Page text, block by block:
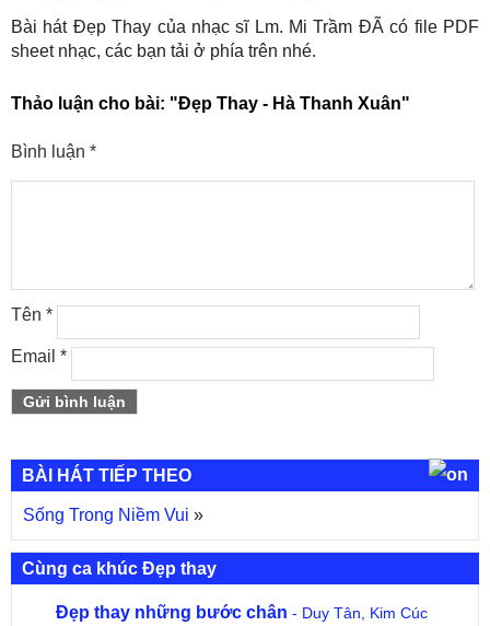
Bài hát Đẹp Thay của nhạc sĩ Lm. Mi Trầm ĐÃ có file PDF
sheet nhạc, các bạn tải ở phía trên nhé.
Thảo luận cho bài: "Đẹp Thay - Hà Thanh Xuân"
Bình luận *
Tên *
Email *
BÀI HÁT TIẾP THEO
Sống Trong Niềm Vui »
Cùng ca khúc Đẹp thay
Đẹp thay những bước chân - Duy Tân, Kim Cúc